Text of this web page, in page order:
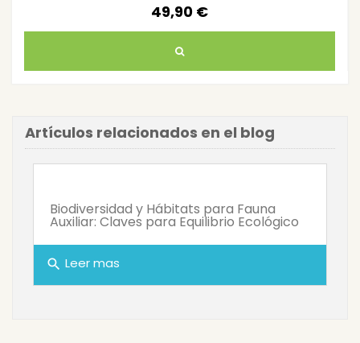
49,90 €
Artículos relacionados en el blog
Biodiversidad y Hábitats para Fauna
Auxiliar: Claves para Equilibrio Ecológico
search Leer mas